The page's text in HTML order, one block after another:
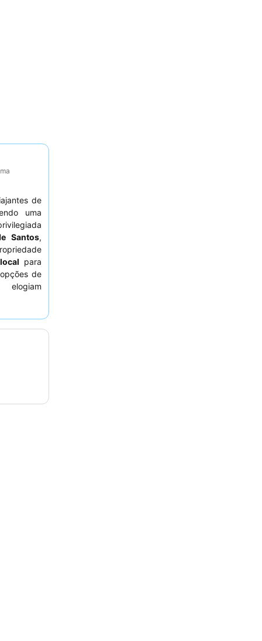
de
uma
Santos,
para
de
elogiam